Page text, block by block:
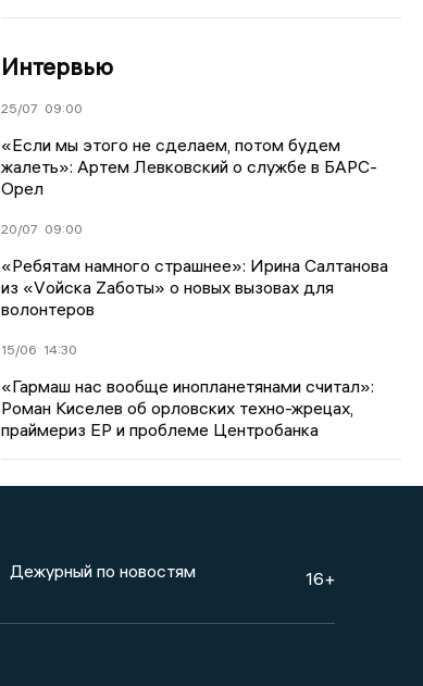
Интервью
25/07 09:00
«Если мы этого не сделаем, потом будем
жалеть»: Артем Левковский о службе в БАРС-
Орел
20/07 09:00
«Ребятам намного страшнее»: Ирина Салтанова
из «Vойска Zаботы» о новых вызовах для
волонтеров
15/06 14:30
«Гармаш нас вообще инопланетянами считал»:
Роман Киселев об орловских техно-жрецах,
праймериз ЕР и проблеме Центробанка
Дежурный по новостям 16+